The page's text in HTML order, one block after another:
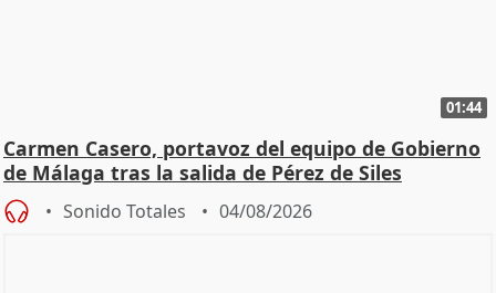
01:44
Carmen Casero, portavoz del equipo de Gobierno
de Málaga tras la salida de Pérez de Siles
Sonido Totales 04/08/2026